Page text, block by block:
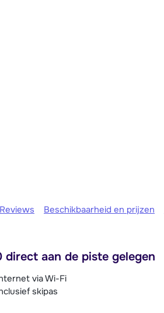
Reviews Beschikbaarheid en prijzen
aan de piste gelegen
via Wi-Fi
skipas